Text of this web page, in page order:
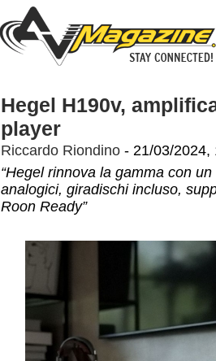
Hegel H190v,
player
Riccardo Riondino - 21/03/2024,
“Hegel rinnova la gamma con
analogici, giradischi incluso,
Roon Ready”